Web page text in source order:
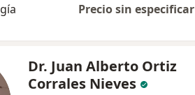
Precio sin especificar
Dr. Juan Alberto Ortiz
Corrales Nieves